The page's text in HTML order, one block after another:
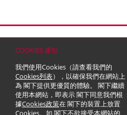
COOKIES 通知
我們使用Cookies（請查看我們的
Cookies列表），以確保我們在網站上
為 閣下提供更優質的體驗。 閣下繼續
使用本網站，即表示 閣下同意我們根
據Cookies政策在 閣下的裝置上放置
Cookies。如 閣下不欲接受本網站的
© 2026 嘉里建設有限公司 (於百慕達註冊成立